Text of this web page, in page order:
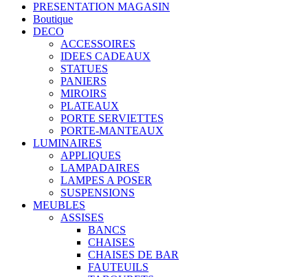
PRESENTATION MAGASIN
Boutique
DECO
ACCESSOIRES
IDEES CADEAUX
STATUES
PANIERS
MIROIRS
PLATEAUX
PORTE SERVIETTES
PORTE-MANTEAUX
LUMINAIRES
APPLIQUES
LAMPADAIRES
LAMPES A POSER
SUSPENSIONS
MEUBLES
ASSISES
BANCS
CHAISES
CHAISES DE BAR
FAUTEUILS